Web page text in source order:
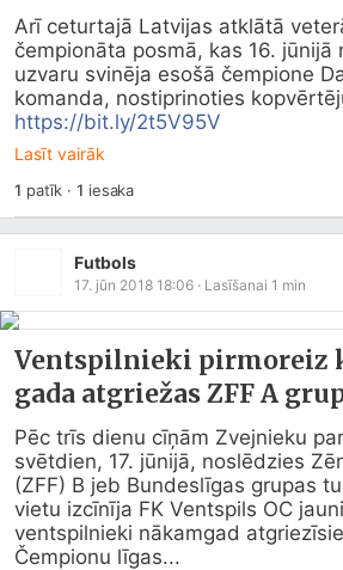
Arī ceturtajā Latvijas atklātā
čempionāta posmā, kas 16. jūnijā
uzvaru svinēja esošā čempione
https://bit.ly/2t5V95V
Lasīt vairāk
1 patīk ·1 iesaka
Futbols
17. jūn 2018 18:06 · Lasīšanai 1 min
Ventspilnieki pirmoreiz
gada atgriežas ZFF A
Pēc trīs dienu cīņām Zvejnieku
svētdien, 17. jūnijā, noslēdzies
(ZFF) B jeb Bundeslīgas grupas
vietu izcīnīja FK Ventspils OC
ventspilnieki nākamgad
Čempionu līgas...